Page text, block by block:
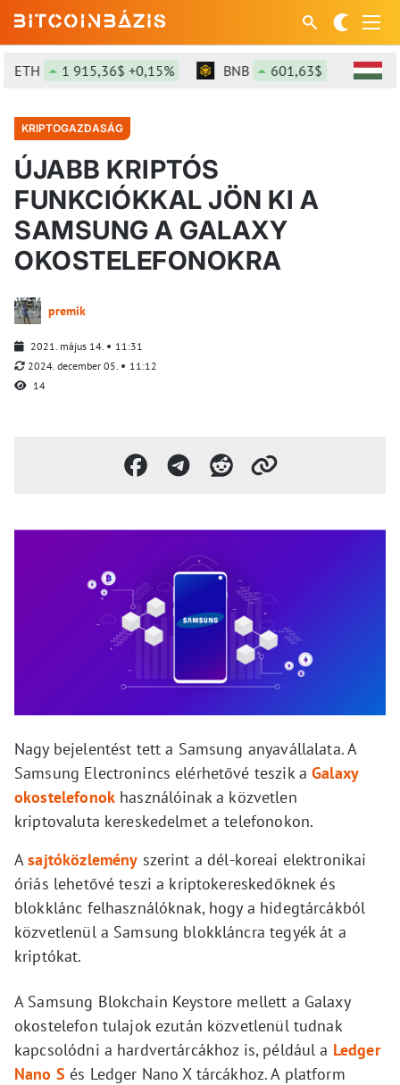
1 915,36$ +0,15% BNB 601,63$ +0,1%
KRIPTOGAZDASÁG
ÚJABB KRIPTÓS
FUNKCIÓKKAL JÖN KI A
SAMSUNG A GALAXY
OKOSTELEFONOKRA
premik
2021. május 14.
11:31
2024. december 05.
11:12
14
Nagy bejelentést tett a Samsung anyavállalata. A
Samsung Electronincs elérhetővé teszik aGalaxy
okostelefonokhasználóinak a közvetlen
kriptovaluta kereskedelmet a telefonokon.
Asajtóközlemény szerint a dél-koreai elektronikai
óriás lehetővé teszi a kriptokereskedőknek és
blokklánc felhasználóknak, hogy a hidegtárcákból
közvetlenül a Samsung blokkláncra tegyék át a
kriptókat.
A Samsung Blokchain Keystore mellett a Galaxy
okostelefon tulajok ezután közvetlenül tudnak
kapcsolódni a hardvertárcákhoz is, például a Ledger
Nano S és Ledger Nano X tárcákhoz. A platform